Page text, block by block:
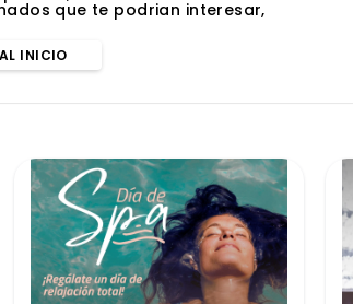
que te podrian interesar,
INICIO